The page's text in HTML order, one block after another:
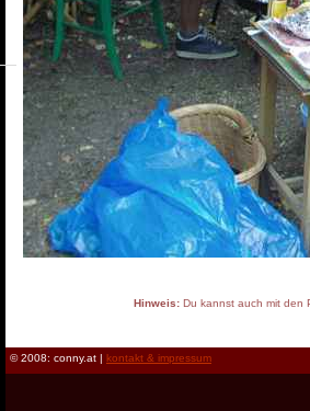
Hinweis:Du kannst auch mit den
© 2008: conny.at | kontakt & impressum